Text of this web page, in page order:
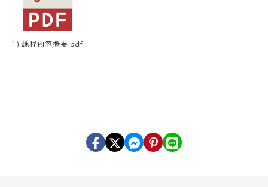
1) 課程內容概要.pdf